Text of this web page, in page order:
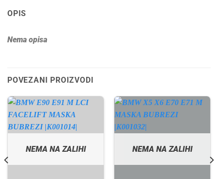
OPIS
Nema opisa
POVEZANI PROIZVODI
NEMA NA ZALIHI NEMA NA ZALIHI